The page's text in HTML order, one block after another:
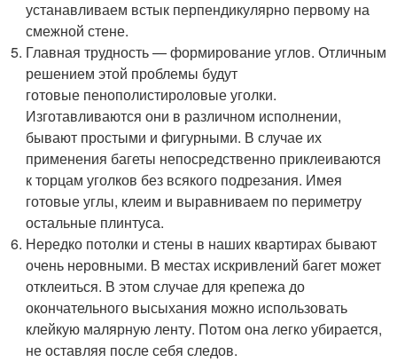
устанавливаем встык перпендикулярно первому на
смежной стене.
Главная трудность — формирование углов. Отличным
решением этой проблемы будут
готовые пенополистироловые уголки.
Изготавливаются они в различном исполнении,
бывают простыми и фигурными. В случае их
применения багеты непосредственно приклеиваются
к торцам уголков без всякого подрезания. Имея
готовые углы, клеим и выравниваем по периметру
остальные плинтуса.
Нередко потолки и стены в наших квартирах бывают
очень неровными. В местах искривлений багет может
отклеиться. В этом случае для крепежа до
окончательного высыхания можно использовать
клейкую малярную ленту. Потом она легко убирается,
не оставляя после себя следов.